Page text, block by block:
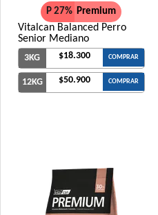
P 27% Premium
Vitalcan Balanced Perro
Senior Mediano
3KG $18.300 COMPRAR
12KG $50.900 COMPRAR